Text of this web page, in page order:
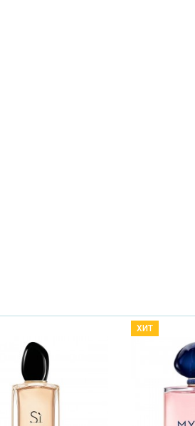
ХИТ